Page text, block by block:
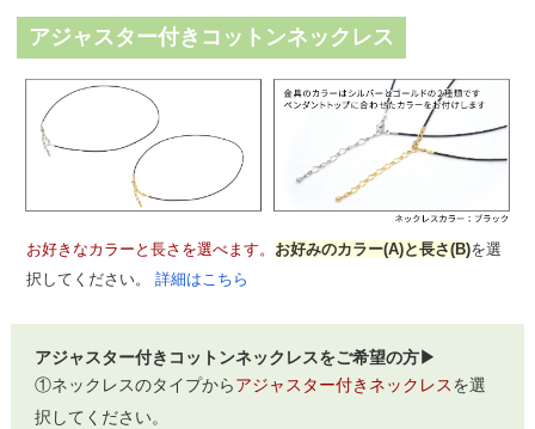
アジャスター付きコットンネックレス
お好きなカラーと長さを選べます。 お好みのカラー(A)と長さ(B)を選
択してください。 詳細はこちら
アジャスター付きコットンネックレスをご希望の方▶
①ネックレスのタイプから アジャスター付きネックレス を選
択してください。